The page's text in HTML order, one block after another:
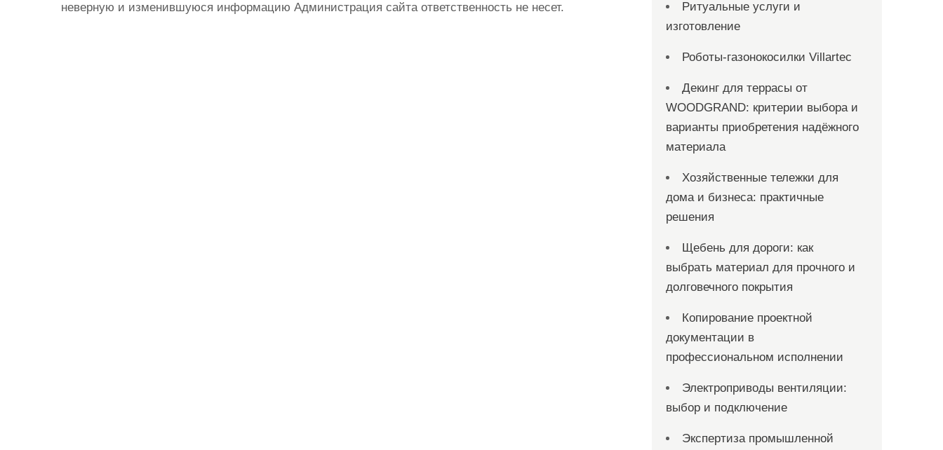
неверную и изменившуюся информацию Администрация сайта ответственность не несет.
Ритуальные услуги и
изготовление
Роботы-газонокосилки Villartec
Декинг для террасы от
WOODGRAND: критерии выбора и
варианты приобретения надёжного
материала
Хозяйственные тележки для
дома и бизнеса: практичные
решения
Щебень для дороги: как
выбрать материал для прочного и
долговечного покрытия
Копирование проектной
документации в
профессиональном исполнении
Электроприводы вентиляции:
выбор и подключение
Экспертиза промышленной